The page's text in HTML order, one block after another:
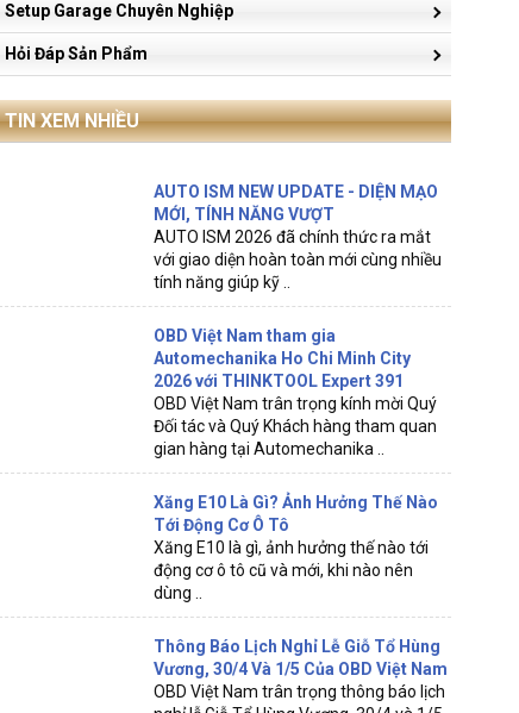
Setup Garage Chuyên Nghiệp
Hỏi Đáp Sản Phẩm
TIN XEM NHIỀU
AUTO ISM NEW UPDATE - DIỆN MẠO
MỚI, TÍNH NĂNG VƯỢT
AUTO ISM 2026 đã chính thức ra mắt
với giao diện hoàn toàn mới cùng nhiều
tính năng giúp kỹ ..
OBD Việt Nam tham gia
Automechanika Ho Chi Minh City
2026 với THINKTOOL Expert 391
OBD Việt Nam trân trọng kính mời Quý
Đối tác và Quý Khách hàng tham quan
gian hàng tại Automechanika ..
Xăng E10 Là Gì? Ảnh Hưởng Thế Nào
Tới Động Cơ Ô Tô
Xăng E10 là gì, ảnh hưởng thế nào tới
động cơ ô tô cũ và mới, khi nào nên
dùng ..
Thông Báo Lịch Nghỉ Lễ Giỗ Tổ Hùng
Vương, 30/4 Và 1/5 Của OBD Việt Nam
OBD Việt Nam trân trọng thông báo lịch